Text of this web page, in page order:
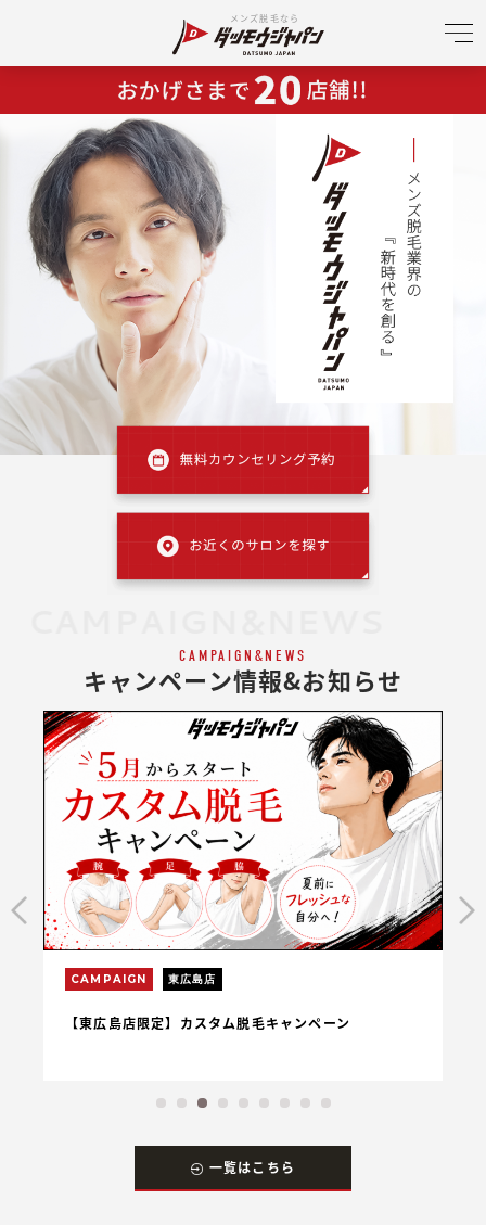
メンズ脱毛なら
CAMPAIGN&NEWS
キャンペーン情報&お知らせ
CAMPAIGN 東広島店
【東広島店限定】カスタム脱毛キャンペーン
一覧はこちら